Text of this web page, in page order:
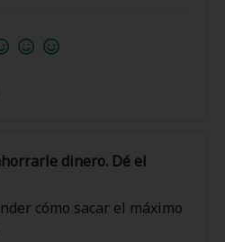
dinero. Dé el
cómo sacar el máximo